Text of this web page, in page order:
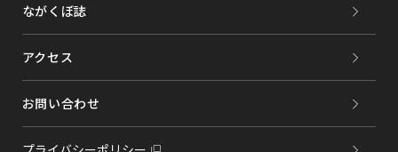
ながくぼ誌
アクセス
お問い合わせ